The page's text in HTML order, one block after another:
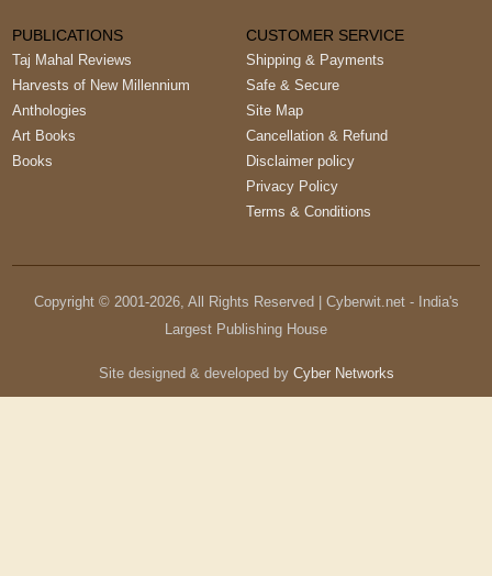
PUBLICATIONS
Taj Mahal Reviews
Harvests of New Millennium
Anthologies
Art Books
Books
CUSTOMER SERVICE
Shipping & Payments
Safe & Secure
Site Map
Cancellation & Refund
Disclaimer policy
Privacy Policy
Terms & Conditions
Copyright © 2001-2026, All Rights Reserved | Cyberwit.net - India's
Largest Publishing House
Site designed & developed by Cyber Networks